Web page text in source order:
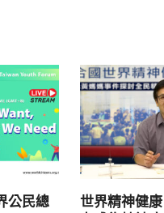
公民總
世界精神健